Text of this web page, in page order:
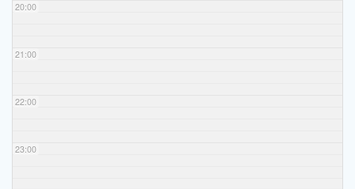
20:00
21:00
22:00
23:00